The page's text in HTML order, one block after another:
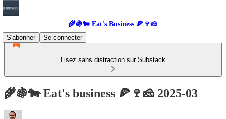
🌾🍇🐄 Eat's Business 🍕🍷🧀
S'abonner
Se connecter
Lisez sans distraction sur Substack
🌾🍇🐄 Eat's business 🍕🍷🧀 2025-03